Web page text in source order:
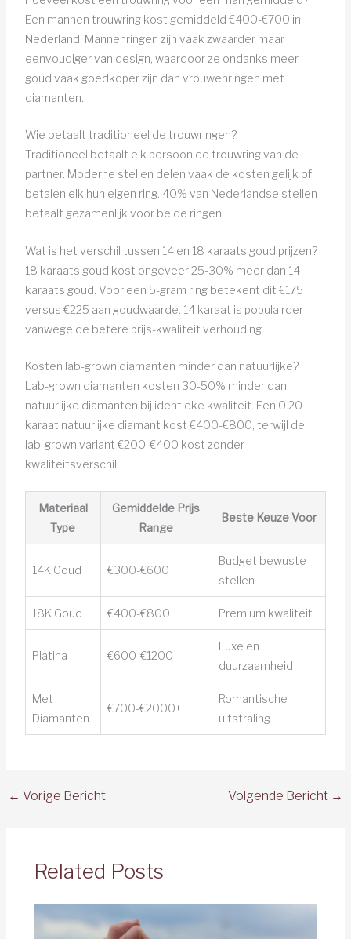
Een mannen trouwring kost gemiddeld €400-€700 in
Nederland. Mannenringen zijn vaak zwaarder maar
eenvoudiger van design, waardoor ze ondanks meer
goud vaak goedkoper zijn dan vrouwenringen met
diamanten.
Wie betaalt traditioneel de trouwringen?
Traditioneel betaalt elk persoon de trouwring van de
partner. Moderne stellen delen vaak de kosten gelijk of
betalen elk hun eigen ring. 40% van Nederlandse stellen
betaalt gezamenlijk voor beide ringen.
Wat is het verschil tussen 14 en 18 karaats goud prijzen?
18 karaats goud kost ongeveer 25-30% meer dan 14
karaats goud. Voor een 5-gram ring betekent dit €175
versus €225 aan goudwaarde. 14 karaat is populairder
vanwege de betere prijs-kwaliteit verhouding.
Kosten lab-grown diamanten minder dan natuurlijke?
Lab-grown diamanten kosten 30-50% minder dan
natuurlijke diamanten bij identieke kwaliteit. Een 0.20
karaat natuurlijke diamant kost €400-€800, terwijl de
lab-grown variant €200-€400 kost zonder
kwaliteitsverschil.
Materiaal
Type
Gemiddelde Prijs
Range
Beste Keuze Voor
14K Goud €300-€600
Budget bewuste
stellen
18K Goud €400-€800 Premium kwaliteit
Platina €600-€1200
Luxe en
duurzaamheid
Met
Diamanten
€700-€2000+
Romantische
uitstraling
← Vorige Bericht Volgende Bericht →
Related Posts